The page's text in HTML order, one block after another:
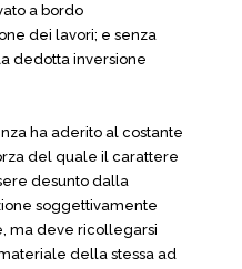
a bordo
dei lavori; e senza
dedotta inversione
ha aderito al costante
del quale il carattere
desunto dalla
soggettivamente
ma deve ricollegarsi
della stessa ad